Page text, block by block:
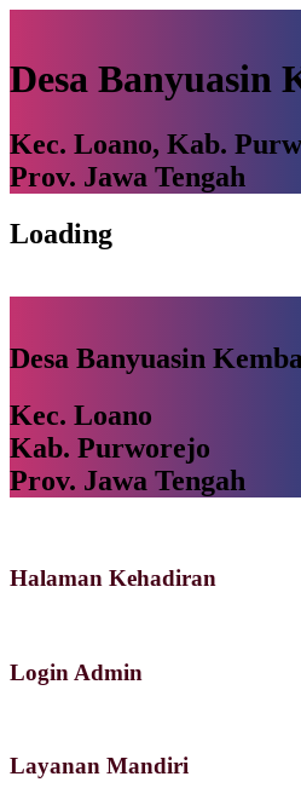
Desa Banyuasin
Kec. Loano, Kab.
Prov. Jawa Tengah
Loading
Desa Banyuasin
Kec. Loano
Kab. Purworejo
Prov. Jawa Tengah
Halaman Kehadiran
Login Admin
Layanan Mandiri